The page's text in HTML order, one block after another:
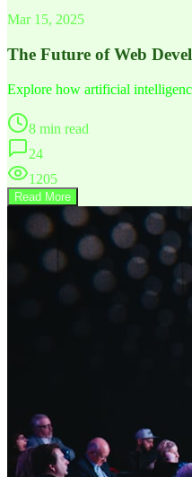
Mar 15, 2025
The Future of Web
Explore how artificial
8 min read
24
1205
Read More